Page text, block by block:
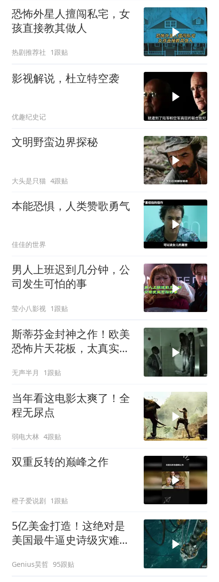
恐怖外星人擅闯私宅，女
孩直接教其做人
热剧推荐社 1跟贴
影视解说，杜立特空袭
优趣纪史记
文明野蛮边界探秘
大头是只猫 4跟贴
本能恐惧，人类赞歌勇气
佳佳的世界
男人上班迟到几分钟，公
司发生可怕的事
莹小八影视 1跟贴
斯蒂芬金封神之作！欧美
恐怖片天花板，太真实
无声半月 1跟贴
当年看这电影太爽了！全
程无尿点
弱电大林 4跟贴
双重反转的巅峰之作
橙子爱说剧 1跟贴
5亿美金打造！这绝对是
美国最牛逼史诗级灾难大
Genius昊哲 95跟贴